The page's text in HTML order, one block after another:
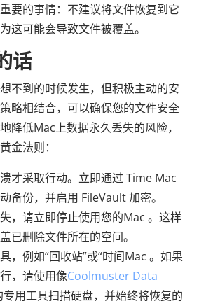
要的事情：不建议将文件恢复到它
这可能会导致文件被覆盖。
话
不到的时候发生，但积极主动的安
略相​​结合，可以确保您的文件安全
降低Mac上数据永久丢失的风险，
金法则：
才采取行动。立即通过 Time Mac
备份，并启用 FileVault 加密。
，请立即停止使用您的Mac 。这样
已删除文件所在的空间。
，例如“回收站”或“时间Mac 。如果
，请使用像Coolmuster Data
专用工具扫描硬盘，并始终将恢复的